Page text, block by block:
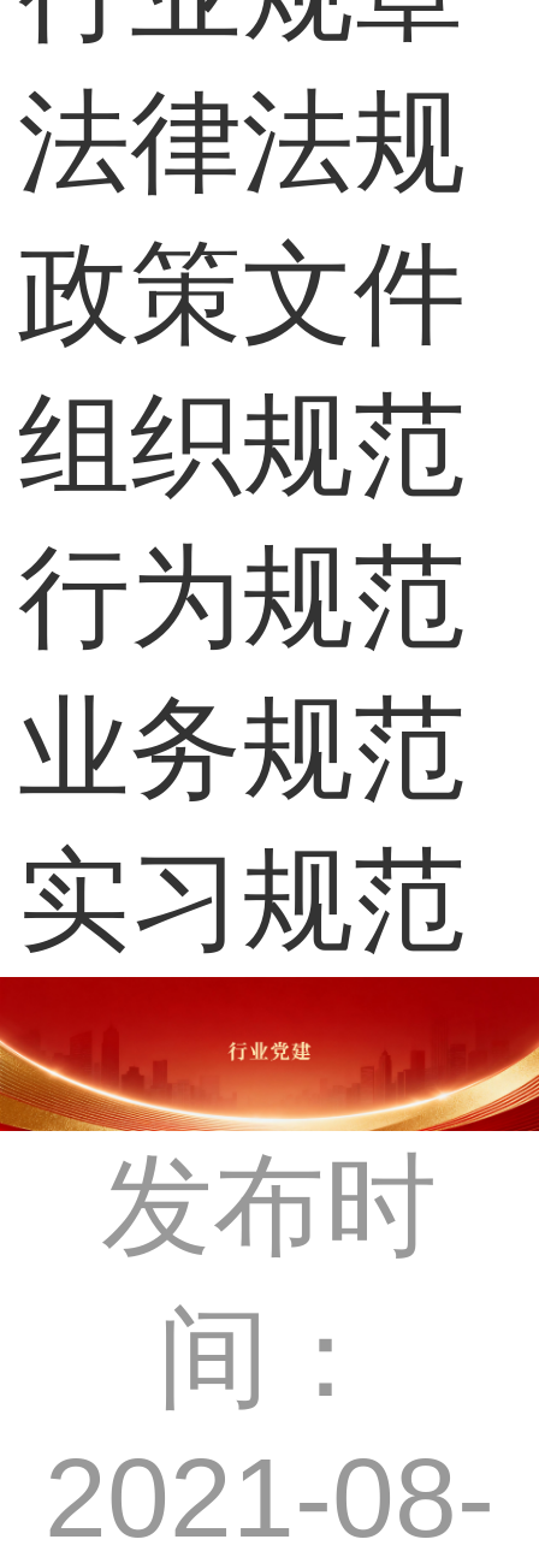
法律法规
政策文件
组织规范
行为规范
业务规范
实习规范
发布时
间：
2021-08-